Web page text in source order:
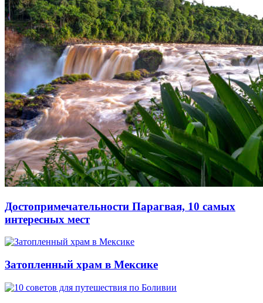
Достопримечательности Парагвая, 10 самых
интересных мест
Затопленный храм в Мексике